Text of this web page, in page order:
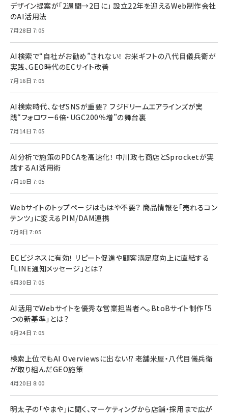
デザイン提案が「2週間→2日に」 設立22年を迎えるWeb制作会社
のAI活用法
7月28日 7:05
AI検索で“自社がお勧め”されない！ お米ギフトの八代目儀兵衛が
実践、GEO時代のECサイト改善
7月16日 7:05
AI検索時代、なぜSNSが重要？ フジドリームエアラインズが実
践“フォロワー6倍・UGC200％増”の舞台裏
7月14日 7:05
AI分析で施策のPDCAを高速化！ 中川政七商店とSprocketが実
践するAI活用術
7月10日 7:05
Webサイトのトップページはもはや不要？ 商品情報を「売れるコン
テンツ」に変えるPIM/DAM連携
7月8日 7:05
ECビジネスに有効！ リピート促進や顧客満足度向上に直結する
「LINE通知メッセージ」とは？
6月30日 7:05
AI活用でWebサイトを優秀な営業担当者へ。BtoBサイト制作「5
つの新基準」とは？
6月24日 7:05
検索上位でもAI Overviewsに出ない!? 老舗米屋・八代目儀兵衛
が取り組んだGEO施策
4月20日 8:00
明太子の「やまや」に聞く、マーケティングから店舗・採用まで広が